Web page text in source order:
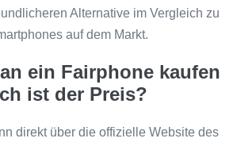
Alternative im Vergleich zu
auf dem Markt.
ein Fairphone kaufen
ist der Preis?
direkt über die offizielle Website des